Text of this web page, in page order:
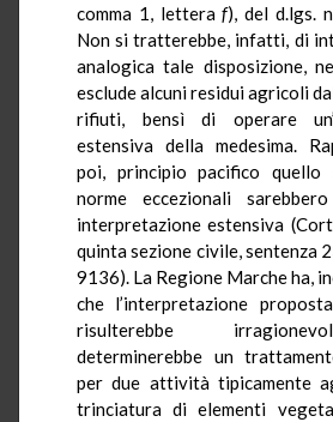
comma 1, letteraf), del d.lgs.
Non si tratterebbe, infatti, di
analogica tale disposizione,
esclude alcuni residui agricoli
rifiuti, bensì di operare
estensiva della medesima.
poi, principio pacifico quello
norme eccezionali
interpretazione estensiva
quinta sezione civile, sentenza
9136). La Regione Marche ha,
che l’interpretazione
risulterebbe
determinerebbe un
per due attività tipicamente
trinciatura di elementi